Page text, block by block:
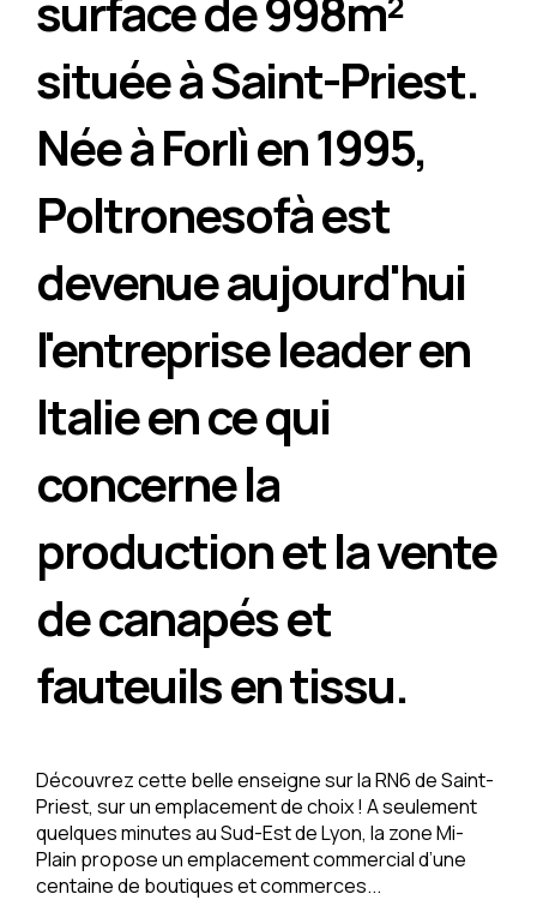
située à Saint-Priest.
Née à Forlì en 1995,
Poltronesofà est
devenue aujourd'hui
l'entreprise leader en
Italie en ce qui
concerne la
production et la vente
de canapés et
fauteuils en tissu.
Découvrez cette belle enseigne sur la RN6 de Saint-
Priest, sur un emplacement de choix ! A seulement
quelques minutes au Sud-Est de Lyon, la zone Mi-
Plain propose un emplacement commercial d’une
centaine de boutiques et commerces...